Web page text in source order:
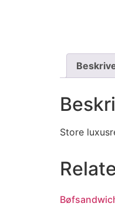
Store